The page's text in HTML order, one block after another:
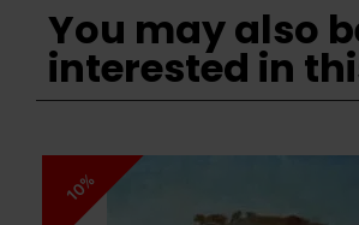
You may also
interested in
10%